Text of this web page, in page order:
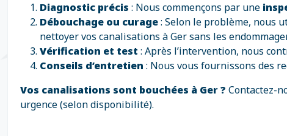
Diagnostic précis : Nous commençons par une
Débouchage ou curage: Selon le problème, nous
nettoyer vos canalisations à Ger sans les
Vérification et test : Après l’intervention, nous
Conseils d’entretien : Nous vous fournissons des
Vos canalisations sont bouchées à Ger ? Contactez-
urgence (selon disponibilité).